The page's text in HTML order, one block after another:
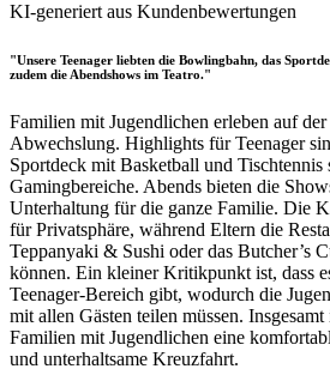
KI-generiert aus Kundenbewertungen
"Unsere Teenager liebten die Bowlingbahn, das
zudem die Abendshows im Teatro."
Familien mit Jugendlichen erleben auf
Abwechslung. Highlights für Teenager
Sportdeck mit Basketball und Tischtennis
Gamingbereiche. Abends bieten die
Unterhaltung für die ganze Familie. Die
für Privatsphäre, während Eltern die
Teppanyaki & Sushi oder das Butcher’s
können. Ein kleiner Kritikpunkt ist, dass
Teenager-Bereich gibt, wodurch die
mit allen Gästen teilen müssen.
Familien mit Jugendlichen eine
und unterhaltsame Kreuzfahrt.